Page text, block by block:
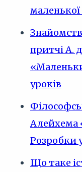
притчі А.
уроків
Алейхема
Розробки
Що таке